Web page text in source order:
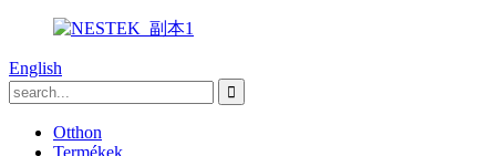
English
Otthon
Termékek